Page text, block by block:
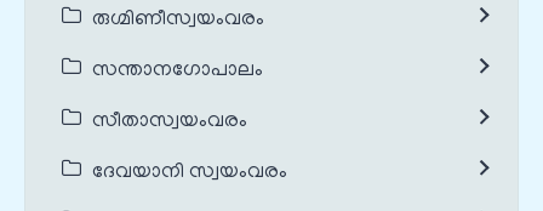
രുഗ്മിണീസ്വയംവരം
സന്താനഗോപാലം
സീതാസ്വയംവരം
ദേവയാനി സ്വയംവരം